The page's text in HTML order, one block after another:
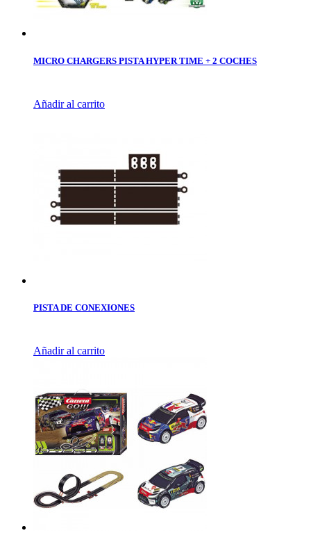
MICRO CHARGERS PISTA HYPER TIME + 2 COCHES
Añadir al carrito
PISTA DE CONEXIONES
Añadir al carrito